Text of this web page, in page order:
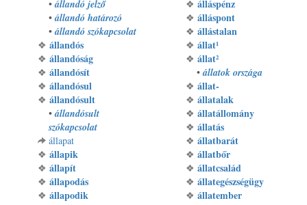
•állandó jelző
•állandó határozó
•állandó szókapcsolat
❖ állandós
❖ állandóság
❖ állandósít
❖ állandósul
❖ állandósult
•állandósult
szókapcsolat
állapat
❖ állapik
❖ állapít
❖ állapodás
❖ állapodik
❖ álláspénz
❖ álláspont
❖ állástalan
❖ állat¹
❖ állat²
•állatok országa
❖ állat-
❖ állatalak
❖ állatállomány
❖ állatás
❖ állatbarát
❖ állatbőr
❖ állatcsalád
❖ állategészségügy
❖ állatember